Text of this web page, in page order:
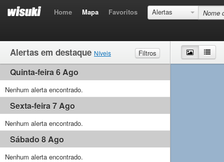
Home Mapa Favoritos Alertas
Alertas em destaque Níveis
Filtros
Vento
Ondas
Quinta-feira 6 Ago
Nenhum alerta encontrado.
Sexta-feira 7 Ago
Nenhum alerta encontrado.
Sábado 8 Ago
Nenhum alerta encontrado.
Mapa